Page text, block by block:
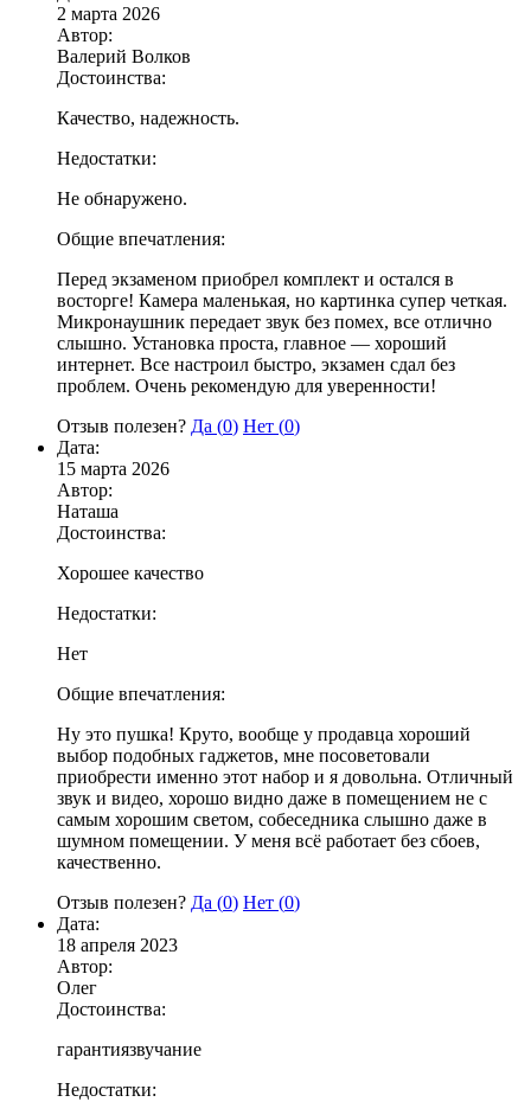
2 марта 2026
Автор:
Валерий Волков
Достоинства:
Качество, надежность.
Недостатки:
Не обнаружено.
Общие впечатления:
Перед экзаменом приобрел комплект и остался в
восторге! Камера маленькая, но картинка супер четкая.
Микронаушник передает звук без помех, все отлично
слышно. Установка проста, главное — хороший
интернет. Все настроил быстро, экзамен сдал без
проблем. Очень рекомендую для уверенности!
Отзыв полезен? Да (0) Нет (0)
Дата:
15 марта 2026
Автор:
Наташа
Достоинства:
Хорошее качество
Недостатки:
Нет
Общие впечатления:
Ну это пушка! Круто, вообще у продавца хороший
выбор подобных гаджетов, мне посоветовали
приобрести именно этот набор и я довольна. Отличный
звук и видео, хорошо видно даже в помещением не с
самым хорошим светом, собеседника слышно даже в
шумном помещении. У меня всё работает без сбоев,
качественно.
Отзыв полезен? Да (0) Нет (0)
Дата:
18 апреля 2023
Автор:
Олег
Достоинства:
гарантиязвучание
Недостатки: